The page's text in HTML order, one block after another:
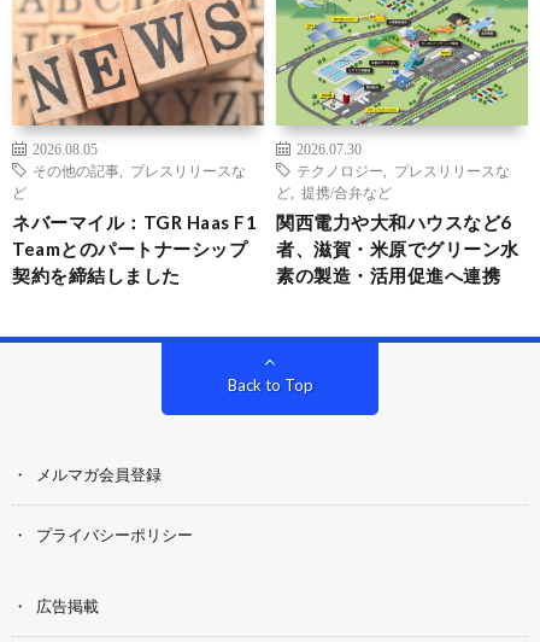
2026.08.05
その他の記事
プレスリリースな
ど
ネバーマイル：TGR Haas F1
Teamとのパートナーシップ
契約を締結しました
2026.07.30
テクノロジー
プレスリリースな
ど
提携/合弁など
関西電力や大和ハウスなど6
者、滋賀・米原でグリーン水
素の製造・活用促進へ連携
Back to Top
メルマガ会員登録
プライバシーポリシー
広告掲載